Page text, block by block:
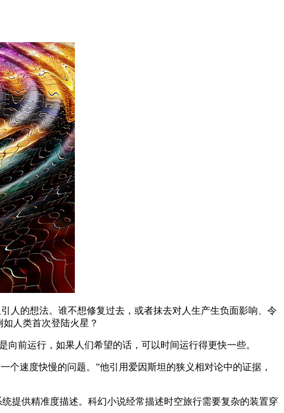
人的想法。谁不想修复过去，或者抹去对人生产生负面影响、令
人类首次登陆火星？
前运行，如果人们希望的话，可以时间运行得更快一些。
个速度快慢的问题。”他引用爱因斯坦的狭义相对论中的证据，
提供精准度描述。科幻小说经常描述时空旅行需要复杂的装置穿